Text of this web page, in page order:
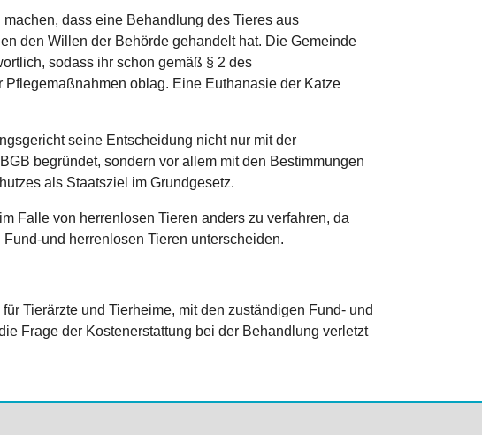
dass eine Behandlung des Tieres aus
den Willen der Behörde gehandelt hat. Die Gemeinde
sodass ihr schon gemäß § 2 des
oblag. Eine Euthanasie der Katze
seine Entscheidung nicht nur mit der
begründet, sondern vor allem mit den Bestimmungen
als Staatsziel im Grundgesetz.
Falle von herrenlosen Tieren anders zu verfahren, da
und herrenlosen Tieren unterscheiden.
Tierärzte und Tierheime, mit den zuständigen Fund- und
Frage der Kostenerstattung bei der Behandlung verletzt